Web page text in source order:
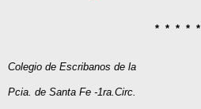
* * * * *
Colegio de Escribanos de la
Pcia. de Santa Fe -1ra.Circ.